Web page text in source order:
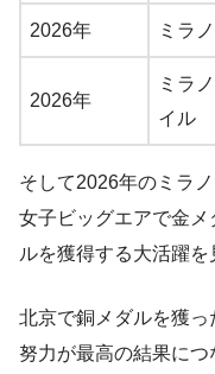
2026年 ミラ
2026年
ミラ
イル
そして2026年のミラ
女子ビッグエアで金
ルを獲得する大活躍を
北京で銅メダルを獲
努力が最高の結果につ